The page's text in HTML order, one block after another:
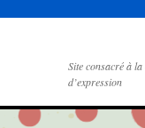
Site consacré à
d’expression